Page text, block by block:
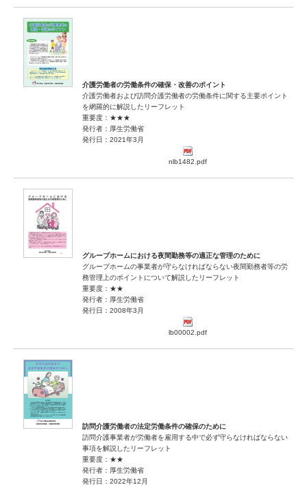
介護労働者の労働条件の確保・改善のポイント
介護労働者および訪問介護労働者の労働条件に関する主要ポイント
を網羅的に解説したリーフレット
重要度：★★★
発行者：厚生労働省
発行日：2021年3月
nlb1482.pdf
グループホームにおける夜間勤務等の適正な管理のために
グループホームの事業者が守らなければならない夜間勤務者等の労
務管理上のポイントについて解説したリーフレット
重要度：★★
発行者：厚生労働省
発行日：2008年3月
lb00002.pdf
訪問介護労働者の法定労働条件の確保のために
訪問介護事業者が労働者を雇用する中で必ず守らなければならない
事項を解説したリーフレット
重要度：★★
発行者：厚生労働省
発行日：2022年12月